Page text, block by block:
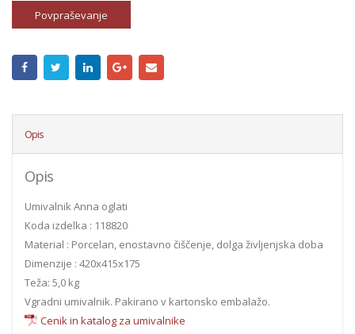
Povpraševanje
Opis
Opis
Umivalnik Anna oglati
Koda izdelka : 118820
Material : Porcelan, enostavno čiščenje, dolga življenjska doba
Dimenzije : 420x415x175
Teža: 5,0 kg
Vgradni umivalnik. Pakirano v kartonsko embalažo.
Cenik in katalog za umivalnike